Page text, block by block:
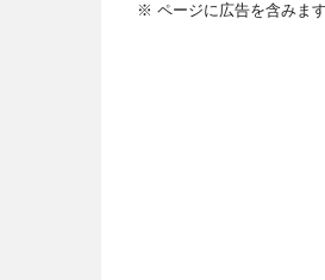
※ ページに広告を含みます